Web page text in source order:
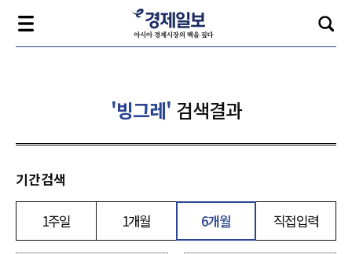
'빙그레' 검색결과
기간검색
1주일 1개월 6개월 직접입력